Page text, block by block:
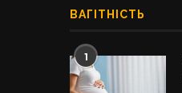
ВАГІТНІСТЬ
1